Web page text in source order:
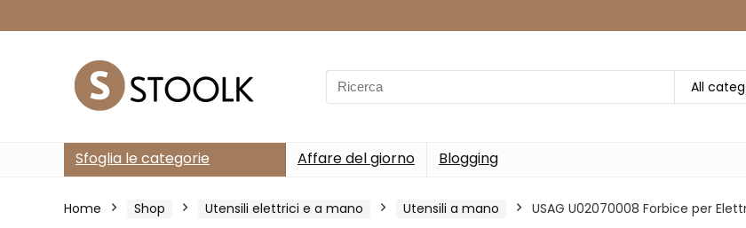
Search
for:
All
Sfoglia le categorie Affare del giorno Blogging
Home Shop Utensili elettrici e a mano Utensili a mano USAG U02070008 Forbice per